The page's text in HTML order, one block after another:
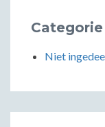
Categorie
Niet